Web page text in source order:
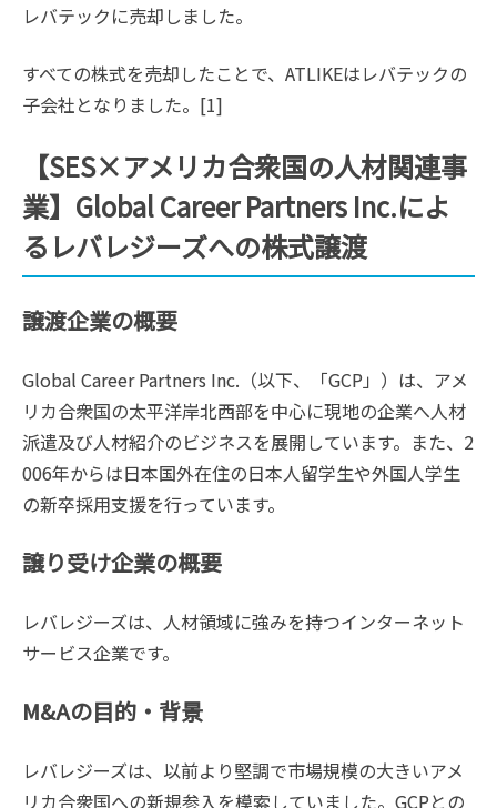
レバテックに売却しました。
すべての株式を売却したことで、ATLIKEはレバテックの
子会社となりました。[1]
【SES×アメリカ合衆国の人材関連事
業】Global Career Partners Inc.によ
るレバレジーズへの株式譲渡
譲渡企業の概要
Global Career Partners Inc.（以下、「GCP」）は、アメ
リカ合衆国の太平洋岸北西部を中心に現地の企業へ人材
派遣及び人材紹介のビジネスを展開しています。また、2
006年からは日本国外在住の日本人留学生や外国人学生
の新卒採用支援を行っています。
譲り受け企業の概要
レバレジーズは、人材領域に強みを持つインターネット
サービス企業です。
M&Aの目的・背景
レバレジーズは、以前より堅調で市場規模の大きいアメ
リカ合衆国への新規参入を模索していました。GCPとの